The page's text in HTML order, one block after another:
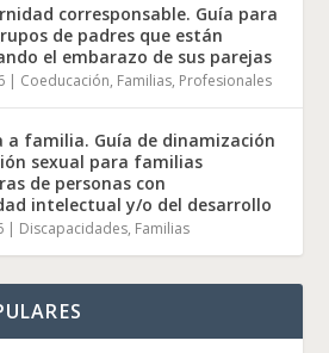
corresponsable. Guía para
de padres que están
el embarazo de sus parejas
| Coeducación, Familias, Profesionales
a familia. Guía de dinamización
sexual para familias
de personas con
intelectual y/o del desarrollo
| Discapacidades, Familias